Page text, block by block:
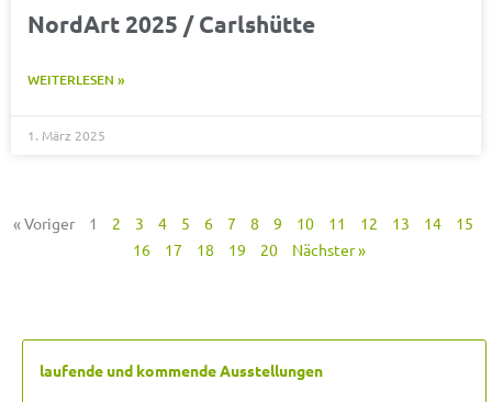
NordArt 2025 / Carlshütte
WEITERLESEN »
1. März 2025
« Voriger 1 2 3 4 5 6 7 8 9 10 11 12 13 14
15
16
17 18 19 20 Nächster »
laufende und kommende Ausstellungen